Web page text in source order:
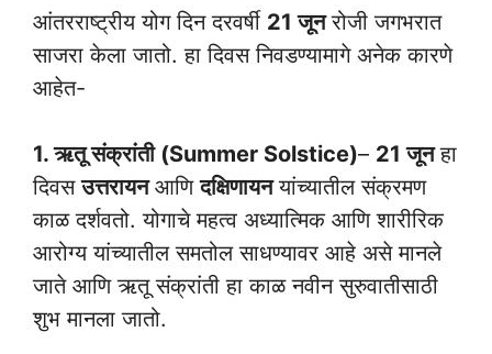
आंतरराष्ट्रीय योग दिन दरवर्षी 21 जूनरोजी जगभरात
साजरा केला जातो. हा दिवस निवडण्यामागे अनेक कारणे
आहेत-
1. ऋतू संक्रांती (Summer Solstice)– 21 जूनहा
दिवसउत्तरायनआणिदक्षिणायनयांच्यातील संक्रमण
काळ दर्शवतो. योगाचे महत्व अध्यात्मिक आणि शारीरिक
आरोग्य यांच्यातील समतोल साधण्यावर आहे असे मानले
जाते आणि ऋतू संक्रांती हा काळ नवीन सुरुवातीसाठी
शुभ मानला जातो.